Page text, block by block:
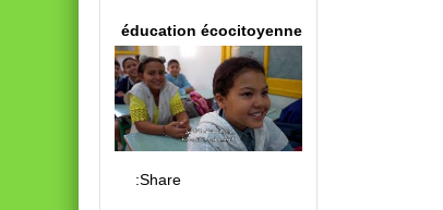
éducation écocitoyenne
Share: